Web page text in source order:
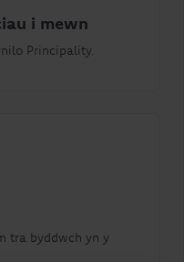
i mewn
Principality.
tra byddwch yn y